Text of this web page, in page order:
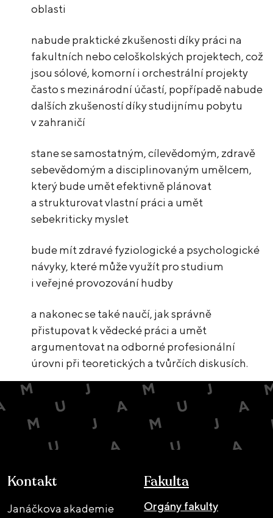
oblasti
nabude praktické zkušenosti díky práci na
fakultních nebo celoškolských projektech, což
jsou sólové, komorní i orchestrální projekty
často s mezinárodní účastí, popřípadě nabude
dalších zkušeností díky studijnímu pobytu
v zahraničí
stane se samostatným, cílevědomým, zdravě
sebevědomým a disciplinovaným umělcem,
který bude umět efektivně plánovat
a strukturovat vlastní práci a umět
sebekriticky myslet
bude mít zdravé fyziologické a psychologické
návyky, které může využít pro studium
i veřejné provozování hudby
a nakonec se také naučí, jak správně
přistupovat k vědecké práci a umět
argumentovat na odborné profesionální
úrovni při teoretických a tvůrčích diskusích.
Kontakt
Janáčkova akademie
Fakulta
Orgány fakulty